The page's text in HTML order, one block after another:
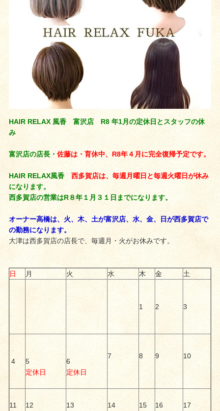
HAIR RELAX 風香 富沢店 R8 年1月の定休日とスタッフの休
み
富沢店の店長・ 佐藤は・育休中、R8年４月に完全復帰予定です。
HAIR RELAX風香 西多賀店は、毎週月曜日と毎週火曜日が休み
になります。
西多賀店の営業はR８年１月３１日までになります。
オーナー高橋は、火、木、土が富沢店、水、金、日が西多賀店で
の勤務になります。
大津は西多賀店の店長で、毎週月・火がお休みです。
日 月 火 水 木 金 土
1 2 3
4
5
定休日
6
定休日
7 8 9 10
11
12
13 14 15 16 17